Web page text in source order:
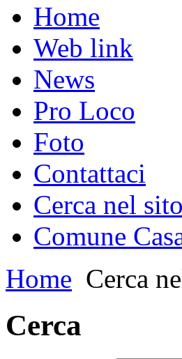
Home
Web link
News
Pro Loco
Foto
Contattaci
Cerca nel sito
Comune
Home Cerca
Cerca